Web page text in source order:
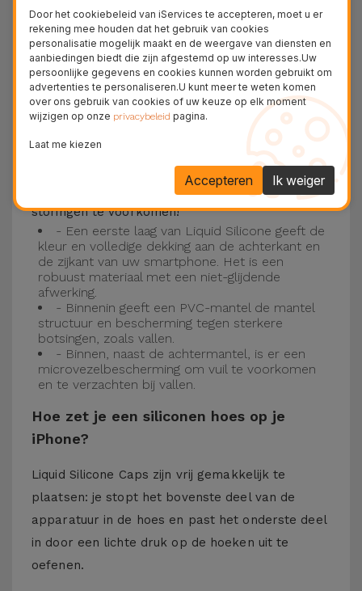
15, 14, 13, 12 onder meer en het nieuwste model
van de Apple, deiPhone 16eniPhone 17.
Drie-laagse bescherming met de
siliconen kappen
Onze iPhone siliconen hoesjes hebben een
robuuste, kwalitatieve constructie met een
drielaagse constructie om ongelukken en
storingen te voorkomen!
- Een eerste laag van Liquid Silicone geeft de
kleur en volledige dekking aan de achterkant en
de zijkant van uw smartphone. Het is een
robuust materiaal met een niet-glijdende
afwerking.
- Binnenin geeft een PVC-mantel de mantel
structuur en bescherming tegen sterkere
botsingen, zoals vallen.
- Binnen, naast de achtermantel, is er een
microvezelbescherming om vuil te voorkomen
en te verzachten bij vallen.
Hoe zet je een siliconen hoes op je
iPhone?
Liquid Silicone Caps zijn vrij gemakkelijk te
plaatsen: je stopt het bovenste deel van de
apparatuur in de hoes en past het onderste deel
in door een lichte druk op de hoeken uit te
oefenen.
Door het cookiebeleid van iServices te accepteren, moet u er
rekening mee houden dat het gebruik van cookies
personalisatie mogelijk maakt en de weergave van diensten en
aanbiedingen biedt die zijn afgestemd op uw interesses.Uw
persoonlijke gegevens en cookies kunnen worden gebruikt om
advertenties te personaliseren.U kunt meer te weten komen
over ons gebruik van cookies of uw keuze op elk moment
wijzigen op onze privacybeleid pagina.
Laat me kiezen
Ik weiger
Accepteren